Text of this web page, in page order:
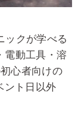
ックが学べる
電動工具・溶
心者向けの
ント日以外